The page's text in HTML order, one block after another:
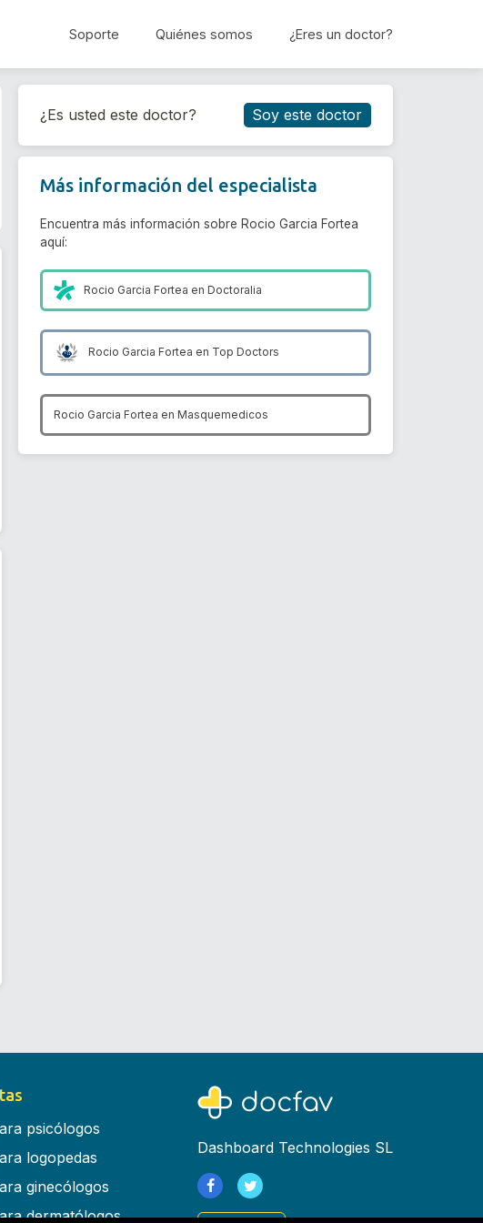
Soporte Quiénes somos ¿Eres un doctor?
Reservar cita
¿Es usted este doctor? Soy este doctor
Más información del especialista
Encuentra más información sobre Rocio Garcia Fortea
aquí:
Rocio Garcia Fortea enDoctoralia
Rocio Garcia Fortea en Top Doctors
Rocio Garcia Fortea en Masquemedicos
psicólogos
logopedas
ginecólogos
dermatólogos
Dashboard Technologies SL